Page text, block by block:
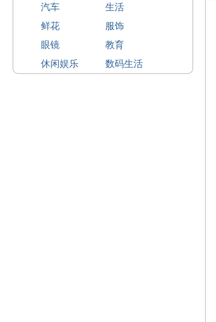
汽车
生活
鲜花
服饰
眼镜
教育
休闲娱乐
数码生活